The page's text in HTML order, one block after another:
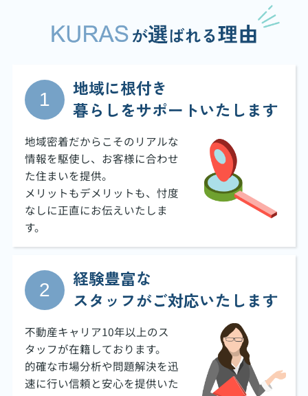
地域に根付き
暮らしをサポートいたします
地域密着だからこそのリアルな
情報を駆使し、お客様に合わせ
た住まいを提供。
メリットもデメリットも、忖度
なしに正直にお伝えいたしま
す。
経験豊富な
スタッフがご対応いたします
不動産キャリア10年以上のス
タッフが在籍しております。
的確な市場分析や問題解決を迅
速に行い信頼と安心を提供いた